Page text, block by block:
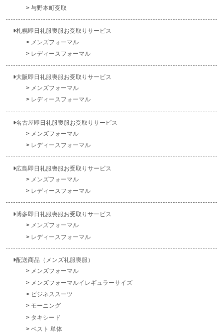
与野本町受取
札幌即日礼服喪服お受取りサービス
メンズフォーマル
レディースフォーマル
大阪即日礼服喪服お受取りサービス
メンズフォーマル
レディースフォーマル
名古屋即日礼服喪服お受取りサービス
メンズフォーマル
レディースフォーマル
広島即日礼服喪服お受取りサービス
メンズフォーマル
レディースフォーマル
博多即日礼服喪服お受取りサービス
メンズフォーマル
レディースフォーマル
配送商品（メンズ礼服喪服）
メンズフォーマル
メンズフォーマルイレギュラーサイズ
ビジネススーツ
モーニング
タキシード
ベスト 単体